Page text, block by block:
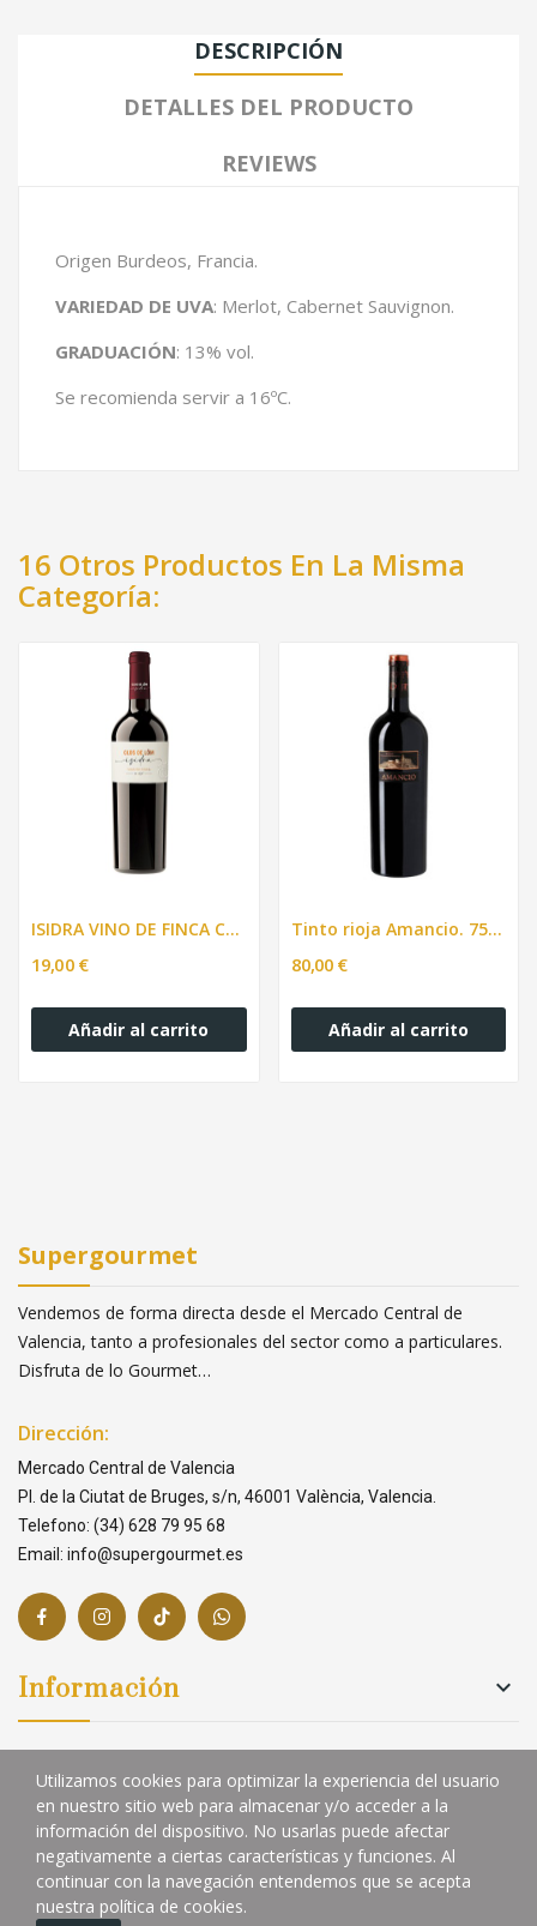
DESCRIPCIÓN
DETALLES DEL PRODUCTO
REVIEWS
Origen Burdeos, Francia.
VARIEDAD DE UVA: Merlot, Cabernet Sauvignon.
GRADUACIÓN: 13% vol.
Se recomienda servir a 16ºC.
16 Otros Productos En La Misma
Categoría:
ISIDRA VINO DE FINCA CLOS DE LOM
19,00 €
Añadir al carrito
Tinto rioja Amancio. 750ml
80,00 €
Añadir al carrito
Supergourmet
Vendemos de forma directa desde el Mercado Central de
Valencia, tanto a profesionales del sector como a particulares.
Disfruta de lo Gourmet…
Dirección:
Mercado Central de Valencia
Pl. de la Ciutat de Bruges, s/n, 46001 València, Valencia.
Telefono: (34) 628 79 95 68
Email: info@supergourmet.es
Información 
Links
Copyright ©Supergourmet 2024
Utilizamos cookies para optimizar la experiencia del usuario
en nuestro sitio web para almacenar y/o acceder a la
información del dispositivo. No usarlas puede afectar
negativamente a ciertas características y funciones. Al
continuar con la navegación entendemos que se acepta
nuestra política de cookies.